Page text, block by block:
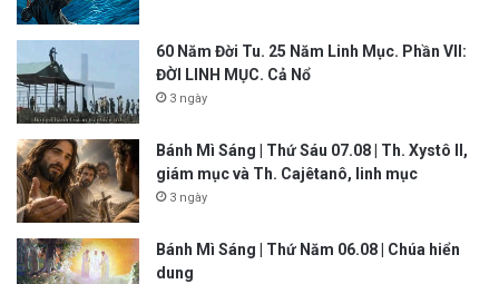
60 Năm Đời Tu. 25 Năm Linh Mục. Phần VII:
ĐỜI LINH MỤC. Cả Nổ
3 ngày
Bánh Mì Sáng | Thứ Sáu 07.08 | Th. Xystô II,
giám mục và Th. Cajêtanô, linh mục
3 ngày
Bánh Mì Sáng | Thứ Năm 06.08 | Chúa hiển
dung